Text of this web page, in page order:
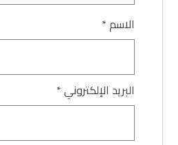
الاسم*
البريد الإلكتروني*